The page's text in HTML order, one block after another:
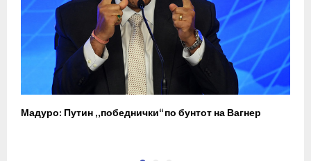
Мадуро: Путин „победнички“ по бунтот на Вагнер